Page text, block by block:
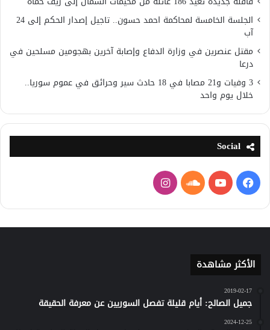
الجلسة الخامسة لمحاكمة احمد حسون.. تاجيل إصدار الحكم إلى 24
آب
مقتل عنصرين في وزارة الدفاع وإصابة آخرين بهجومين مسلحين في
درعا
3 وفيات و21 مصابا في 18 حادث سير وحرائق في عموم سوريا..
خلال يوم واحد
Social
فيسبوكيوتيوبساوند
كلاود
انستقرام
الأكثر مشاهدة
2019-02-17
جميل الصالح: أيام قليلة تفصل السوريين عن معرفة الحقيقة
2024-12-25